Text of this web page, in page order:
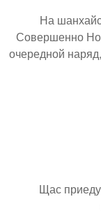
На
Совершенно
очередной
Щас